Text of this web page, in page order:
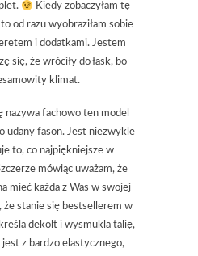
Kiedy zobaczyłam tę
od razu wyobraziłam sobie
i dodatkami. Jestem
się, że wróciły do łask, bo
klimat.
nazywa fachowo ten model
udany fason. Jest niezwykle
to, co najpiękniejsze w
mówiąc uważam, że
mieć każda z Was w swojej
że stanie się bestsellerem w
dekolt i wysmukla talię,
jest z bardzo elastycznego,